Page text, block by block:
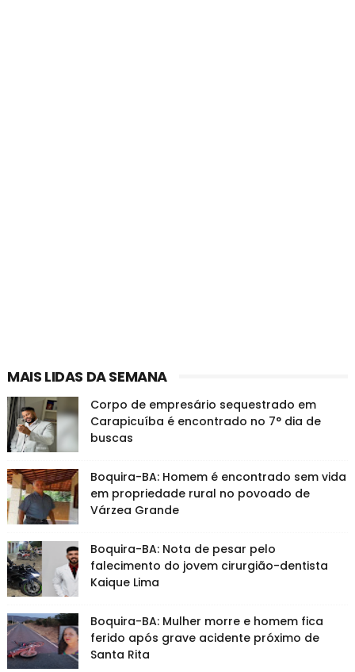
MAIS LIDAS DA SEMANA
Corpo de empresário sequestrado em
Carapicuíba é encontrado no 7° dia de
buscas
Boquira-BA: Homem é encontrado sem vida
em propriedade rural no povoado de
Várzea Grande
Boquira-BA: Nota de pesar pelo
falecimento do jovem cirurgião-dentista
Kaique Lima
Boquira-BA: Mulher morre e homem fica
ferido após grave acidente próximo de
Santa Rita